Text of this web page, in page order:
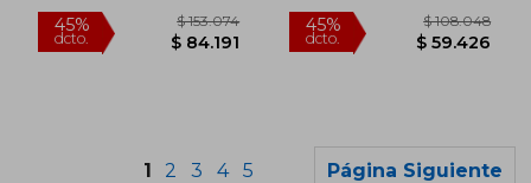
1 2 3 4 5 Página Siguiente